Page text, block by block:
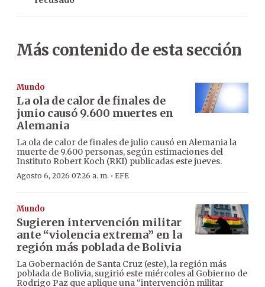
Más contenido de esta sección
Mundo
La ola de calor de finales de
junio causó 9.600 muertes en
Alemania
La ola de calor de finales de julio causó en Alemania la
muerte de 9.600 personas, según estimaciones del
Instituto Robert Koch (RKI) publicadas este jueves.
Agosto 6, 2026 07:26 a. m. · EFE
Mundo
Sugieren intervención militar
ante “violencia extrema” en la
región más poblada de Bolivia
La Gobernación de Santa Cruz (este), la región más
poblada de Bolivia, sugirió este miércoles al Gobierno de
Rodrigo Paz que aplique una “intervención militar